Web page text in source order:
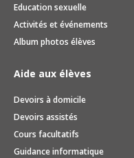
Education sexuelle
Activités et événements
Album photos élèves
Aide aux élèves
Devoirs à domicile
Devoirs assistés
Cours facultatifs
Guidance informatique